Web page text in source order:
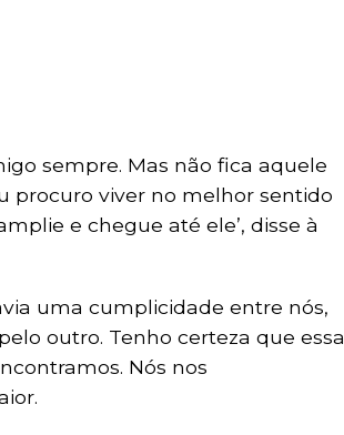
sempre. Mas não fica aquele
procuro viver no melhor sentido
e chegue até ele’, disse à
uma cumplicidade entre nós,
outro. Tenho certeza que essa
Nós nos